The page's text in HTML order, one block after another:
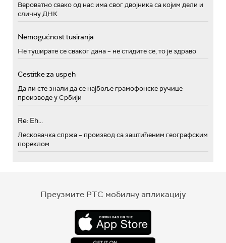
Вероватно свако од нас има свог двојника са којим дели и
сличну ДНК
Nemogućnost tusiranja
Не туширате се сваког дана – не стидите се, то је здраво
Cestitke za uspeh
Да ли сте знали да се најбоље грамофонске ручице
производе у Србији
Re: Eh...
Лесковачка спржа – производ са заштићеним географским
пореклом
Преузмите РТС мобилну апликацију